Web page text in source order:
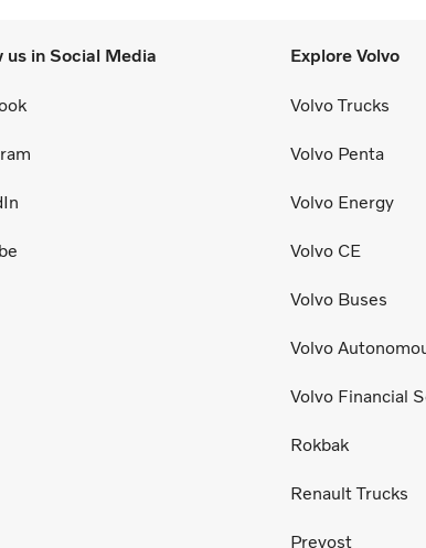
us in Social Media Explore Volvo
Volvo Trucks
Volvo Penta
Volvo Energy
Volvo CE
Volvo Buses
Volvo
Volvo Financial
Rokbak
Renault Trucks
Prevost